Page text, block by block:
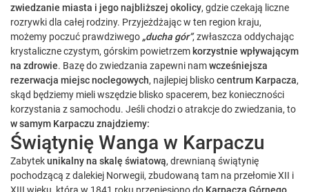
zwiedzanie miasta i jego najbliższej okolicy, gdzie czekają liczne
rozrywki dla całej rodziny. Przyjeżdżając w ten region kraju,
możemy poczuć prawdziwego „ducha gór”, zwłaszcza oddychając
krystaliczne czystym, górskim powietrzem korzystnie wpływającym
na zdrowie. Bazę do zwiedzania zapewni namwcześniejsza
rezerwacja miejsc noclegowych, najlepiej bliskocentrum Karpacza,
skąd będziemy mieli wszędzie blisko spacerem, bez konieczności
korzystania z samochodu. Jeśli chodzi o atrakcje do zwiedzania, to
w samym Karpaczu znajdziemy:
Świątynię Wanga w Karpaczu
Zabytekunikalny na skalę światową, drewnianą świątynię
pochodzącą z dalekiej Norwegii, zbudowaną tam na przełomie XII i